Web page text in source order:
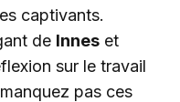
captivants.
de Innes et
sur le travail
pas ces